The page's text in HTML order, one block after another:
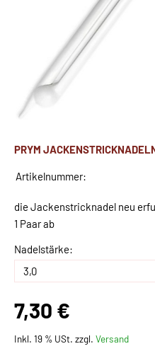
PRYM
Artikelnummer:
die Jackenstricknadel neu
1 Paar ab
Nadelstärke:
7,30 €
Inkl. 19 % USt. zzgl. Versand